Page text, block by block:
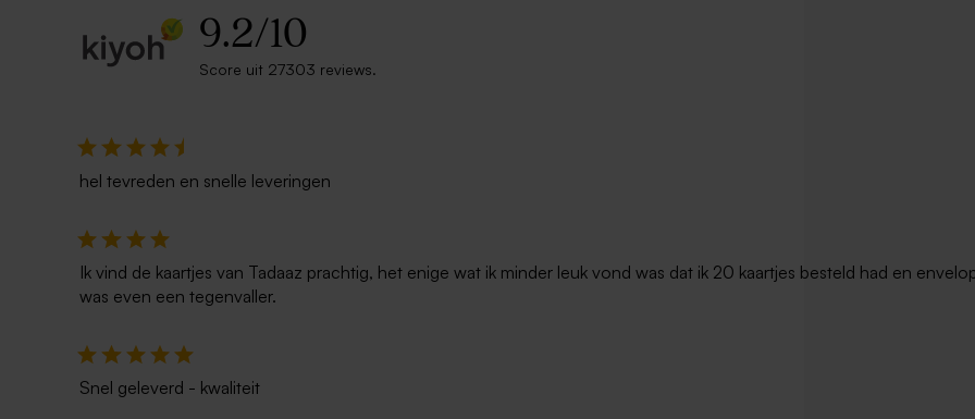
9.2/10
Score uit 27303 reviews.
hel tevreden en snelle leveringen
Ik vind de kaartjes van Tadaaz prachtig, het enige wat ik minder leuk vond was dat ik 20 kaartjes besteld had en
was even een tegenvaller.
Snel geleverd - kwaliteit